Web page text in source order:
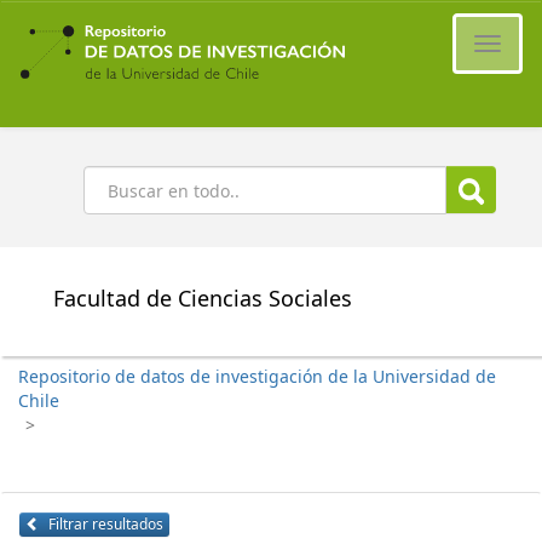
Ir
contenido
principal
Buscar
Facultad de Ciencias Sociales
Repositorio de datos de investigación de la Universidad de
Chile
>
Filtrar resultados